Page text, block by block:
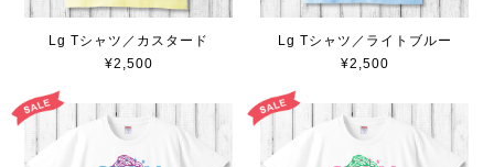
Lg Tシャツ／カスタード
¥2,500
Lg Tシャツ／ライトブルー
¥2,500